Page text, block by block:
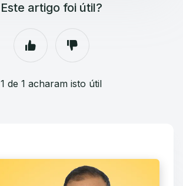
Este artigo foi útil?
1 de 1 acharam isto útil